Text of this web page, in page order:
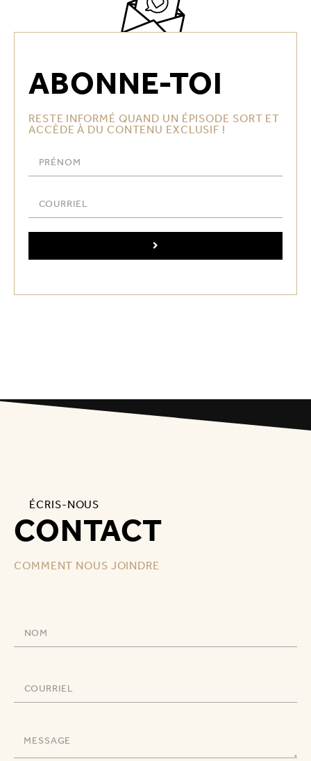
ABONNE-TOI
RESTE INFORMÉ QUAND UN ÉPISODE SORT ET
ACCÈDE À DU CONTENU EXCLUSIF !
ÉCRIS-NOUS
CONTACT
COMMENT NOUS JOINDRE